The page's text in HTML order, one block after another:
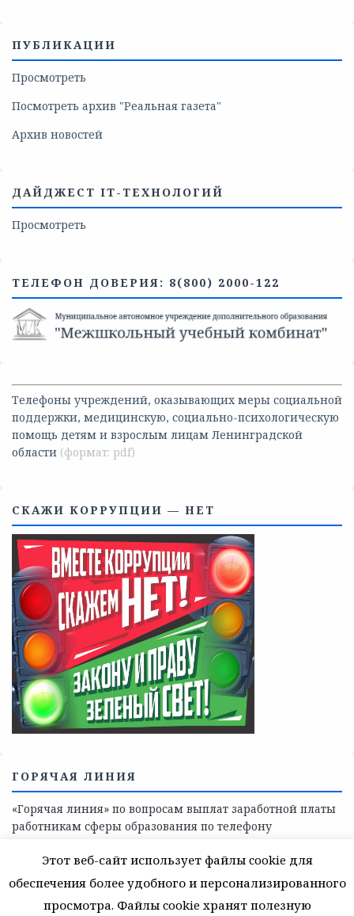
ПУБЛИКАЦИИ
Просмотреть
Посмотреть архив "Реальная газета"
Архив новостей
ДАЙДЖЕСТ IT-ТЕХНОЛОГИЙ
Просмотреть
ТЕЛЕФОН ДОВЕРИЯ: 8(800) 2000-122
Телефоны учреждений, оказывающих меры социальной
поддержки, медицинскую, социально-психологическую
помощь детям и взрослым лицам Ленинградской
области
СКАЖИ КОРРУПЦИИ — НЕТ
Этот веб-сайт использует файлы cookie для
обеспечения более удобного и персонализированного
просмотра. Файлы cookie хранят полезную